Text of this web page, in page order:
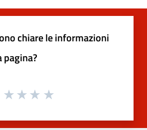
chiare le informazioni
pagina?